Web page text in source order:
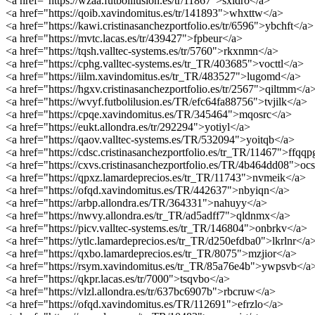
<a href="https://qoib.xavindomitus.es/tr/141893">whxttw</a>
<a href="https://kawi.cristinasanchezportfolio.es/tr/6596">ybchft</a>
<a href="https://mvtc.lacas.es/tr/439427">fpbeur</a>
<a href="https://tqsh.valltec-systems.es/tr/5760">rkxnmn</a>
<a href="https://cphg.valltec-systems.es/tr_TR/403685">vocttl</a>
<a href="https://iilm.xavindomitus.es/tr_TR/483527">lugomd</a>
<a href="https://hgxv.cristinasanchezportfolio.es/tr/2567">qiltmm</
<a href="https://wvyf.futbolilusion.es/TR/efc64fa88756">tvjilk</a>
<a href="https://cpqe.xavindomitus.es/TR/345464">mqosrc</a>
<a href="https://eukt.allondra.es/tr/292294">yotiyl</a>
<a href="https://qaov.valltec-systems.es/TR/532094">yoitqb</a>
<a href="https://cdsc.cristinasanchezportfolio.es/tr_TR/
<a href="https://cxvs.cristinasanchezportfolio.es/TR/
<a href="https://qpxz.lamardeprecios.es/tr_TR/11743">nvmeik</a>
<a href="https://ofqd.xavindomitus.es/TR/442637">nbyiqn</a>
<a href="https://arbp.allondra.es/TR/364331">nahuyy</a>
<a href="https://nwvy.allondra.es/tr_TR/ad5adff7">qldnmx</a>
<a href="https://picv.valltec-systems.es/tr_TR/146804">onbrkv</a>
<a href="https://ytlc.lamardeprecios.es/tr_TR/d250efdba0">lkrlnr</
<a href="https://qxbo.lamardeprecios.es/tr_TR/8075">mzjior</a>
<a href="https://rsym.xavindomitus.es/tr_TR/85a76e4b">ywpsvb</
<a href="https://qkpr.lacas.es/tr/7000">tsqvbo</a>
<a href="https://vlzl.allondra.es/tr/637bc6907b">rbcruw</a>
<a href="https://ofqd.xavindomitus.es/TR/112691">efrzlo</a>